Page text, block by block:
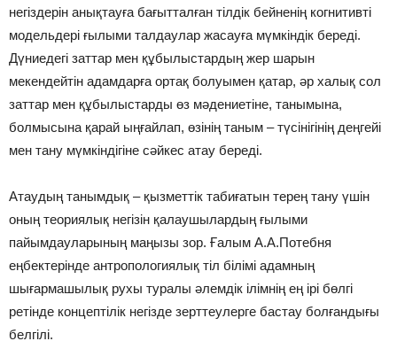
негіздерін анықтауға бағытталған тілдік бейненің когнитивті
модельдері ғылыми талдаулар жасауға мүмкіндік береді.
Дүниедегі заттар мен құбылыстардың жер шарын
мекендейтін адамдарға ортақ болуымен қатар, әр халық сол
заттар мен құбылыстарды өз мәдениетіне, танымына,
болмысына қарай ыңғайлап, өзінің таным – түсінігінің деңгейі
мен тану мүмкіндігіне сәйкес атау береді.
Атаудың танымдық – қызметтік табиғатын терең тану үшін
оның теориялық негізін қалаушылардың ғылыми
пайымдауларының маңызы зор. Ғалым А.А.Потебня
еңбектерінде антропологиялық тіл білімі адамның
шығармашылық рухы туралы әлемдік ілімнің ең ірі бөлгі
ретінде концептілік негізде зерттеулерге бастау болғандығы
белгілі.